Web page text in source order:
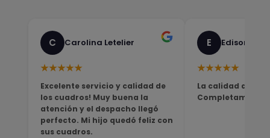
C Carolina Letelier
★★★★★
Excelente servicio y calidad de
los cuadros! Muy buena la
atención y el despacho llegó
perfecto. Mi hijo quedó feliz con
sus cuadros.
E Edison
★★★★★
La calidad del
Completamente